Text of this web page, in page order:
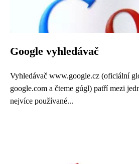
Google vyhledávač
Vyhledávač www.google.cz (oficiální
google.com a čteme gúgl) patří mezi
nejvíce používané...